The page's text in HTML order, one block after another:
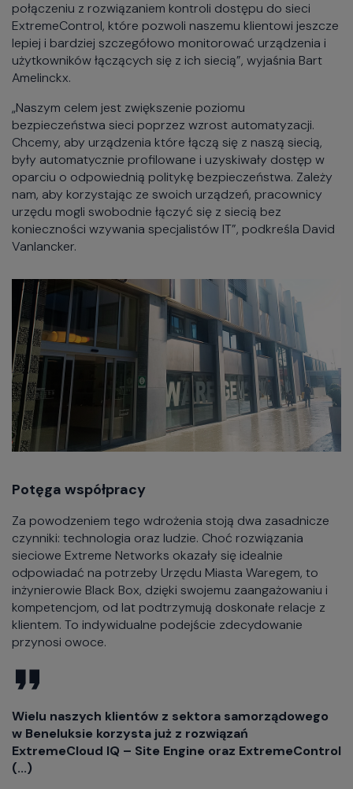
połączeniu z rozwiązaniem kontroli dostępu do sieci
ExtremeControl, które pozwoli naszemu klientowi jeszcze
lepiej i bardziej szczegółowo monitorować urządzenia i
użytkowników łączących się z ich siecią”, wyjaśnia Bart
Amelinckx.
„Naszym celem jest zwiększenie poziomu
bezpieczeństwa sieci poprzez wzrost automatyzacji.
Chcemy, aby urządzenia które łączą się z naszą siecią,
były automatycznie profilowane i uzyskiwały dostęp w
oparciu o odpowiednią politykę bezpieczeństwa. Zależy
nam, aby korzystając ze swoich urządzeń, pracownicy
urzędu mogli swobodnie łączyć się z siecią bez
konieczności wzywania specjalistów IT”, podkreśla David
Vanlancker.
Potęga współpracy
Za powodzeniem tego wdrożenia stoją dwa zasadnicze
czynniki: technologia oraz ludzie. Choć rozwiązania
sieciowe Extreme Networks okazały się idealnie
odpowiadać na potrzeby Urzędu Miasta Waregem, to
inżynierowie Black Box, dzięki swojemu zaangażowaniu i
kompetencjom, od lat podtrzymują doskonałe relacje z
klientem. To indywidualne podejście zdecydowanie
przynosi owoce.
Wielu naszych klientów z sektora samorządowego
w Beneluksie korzysta już z rozwiązań
ExtremeCloud IQ – Site Engine oraz ExtremeControl
(...)